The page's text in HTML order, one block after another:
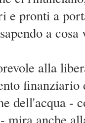
e pronti a
a cosa
alla
finanziario
dell'acqua -
mira anche